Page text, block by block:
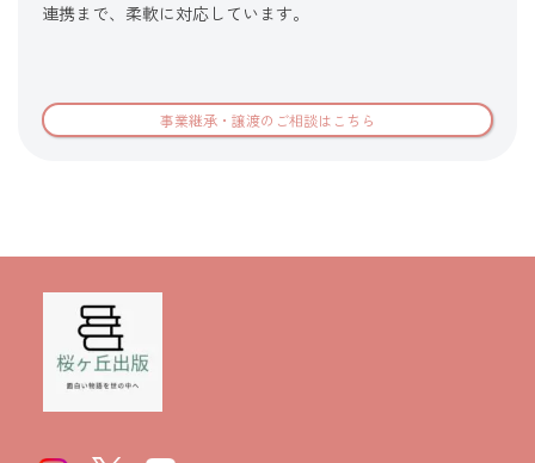
連携まで、柔軟に対応しています。
事業継承・譲渡のご相談はこちら